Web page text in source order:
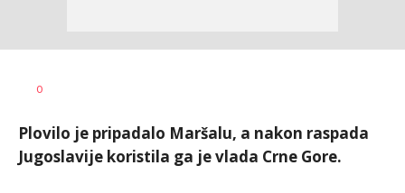
AUTOR
0
Plovilo je pripadalo Maršalu, a nakon raspada
Jugoslavije koristila ga je vlada Crne Gore.